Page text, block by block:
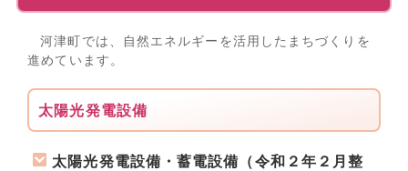
河津町では、自然エネルギーを活用したまちづくりを
進めています。
太陽光発電設備
太陽光発電設備・蓄電設備（令和２年２月整